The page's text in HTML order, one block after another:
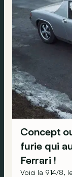
Concept
furie qui
Ferrari !
Voici la 914/8,